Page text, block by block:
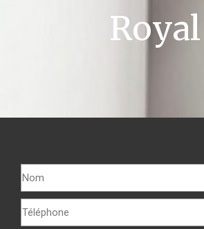
Royal